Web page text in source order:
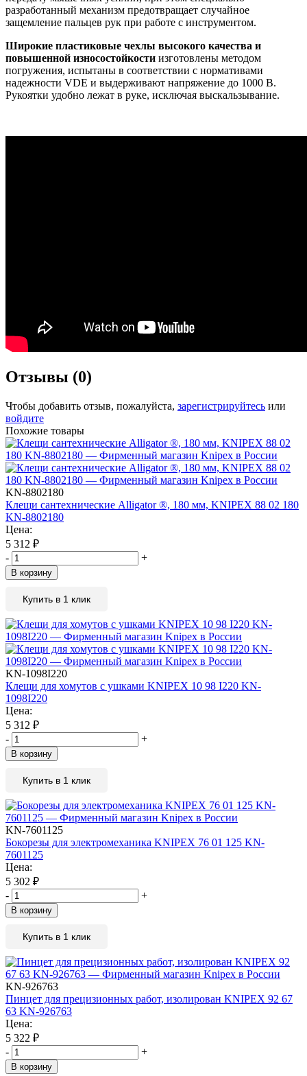
разработанный механизм предотвращает случайное
защемление пальцев рук при работе с инструментом.
Широкие пластиковые чехлы высокого качества и
повышенной износостойкости изготовлены методом
погружения, испытаны в соответствии с нормативами
надежности VDE и выдерживают напряжение до 1000 В.
Рукоятки удобно лежат в руке, исключая выскальзывание.
Отзывы (0)
Чтобы добавить отзыв, пожалуйста, зарегистрируйтесь или
войдите
Похожие товары
KN-8802180
Клещи сантехнические Alligator ®, 180 мм, KNIPEX 88 02 180
KN-8802180
Цена:
5 312 ₽
-
+
В корзину
Купить в 1 клик
KN-1098I220
Клещи для хомутов с ушками KNIPEX 10 98 I220 KN-
1098I220
Цена:
5 312 ₽
-
+
В корзину
Купить в 1 клик
KN-7601125
Бокорезы для электромеханика KNIPEX 76 01 125 KN-
7601125
Цена:
5 302 ₽
-
+
В корзину
Купить в 1 клик
KN-926763
Пинцет для прецизионных работ, изолирован KNIPEX 92 67
63 KN-926763
Цена:
5 322 ₽
-
+
В корзину